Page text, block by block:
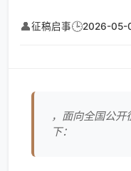
👤征稿启事🕒2026-05-
，面向全国公
下：